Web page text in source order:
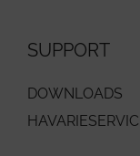
SUPPORT
DOWNLOADS